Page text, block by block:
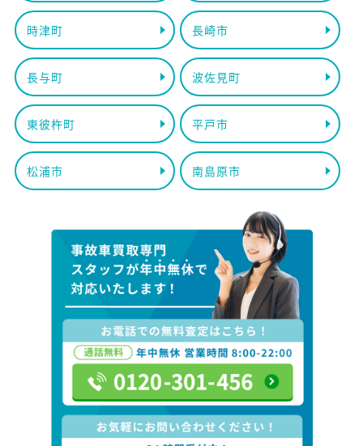
時津町 長崎市
長与町 波佐見町
東彼杵町 平戸市
松浦市 南島原市